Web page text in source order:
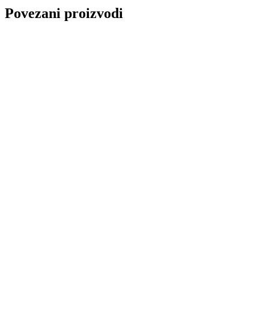
šišanje
Povezani proizvodi